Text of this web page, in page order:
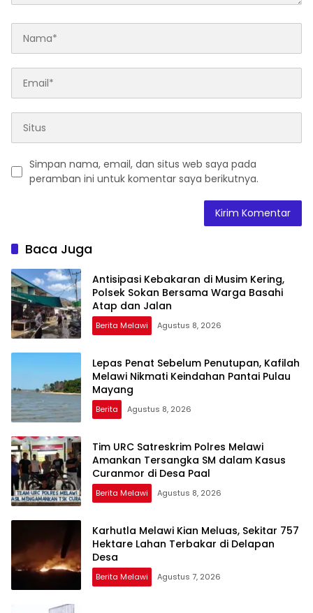
Simpan nama, email, dan situs web saya pada
peramban ini untuk komentar saya berikutnya.
Baca Juga
Antisipasi Kebakaran di Musim Kering,
Polsek Sokan Bersama Warga Basahi
Atap dan Jalan
Berita Melawi Agustus 8, 2026
Lepas Penat Sebelum Penutupan, Kafilah
Melawi Nikmati Keindahan Pantai Pulau
Mayang
Berita Agustus 8, 2026
Tim URC Satreskrim Polres Melawi
Amankan Tersangka SM dalam Kasus
Curanmor di Desa Paal
Berita Melawi Agustus 8, 2026
Karhutla Melawi Kian Meluas, Sekitar 757
Hektare Lahan Terbakar di Delapan
Desa
Berita Melawi Agustus 7, 2026